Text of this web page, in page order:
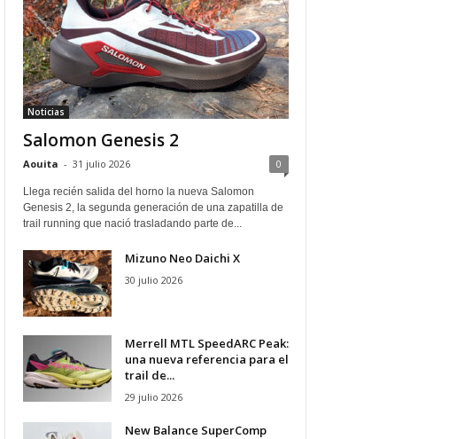
Noticias
Salomon Genesis 2
Aouita - 31 julio 2026 0
Llega recién salida del horno la nueva Salomon
Genesis 2, la segunda generación de una zapatilla de
trail running que nació trasladando parte de...
Mizuno Neo Daichi X
30 julio 2026
Merrell MTL SpeedARC Peak:
una nueva referencia para el
trail de...
29 julio 2026
New Balance SuperComp